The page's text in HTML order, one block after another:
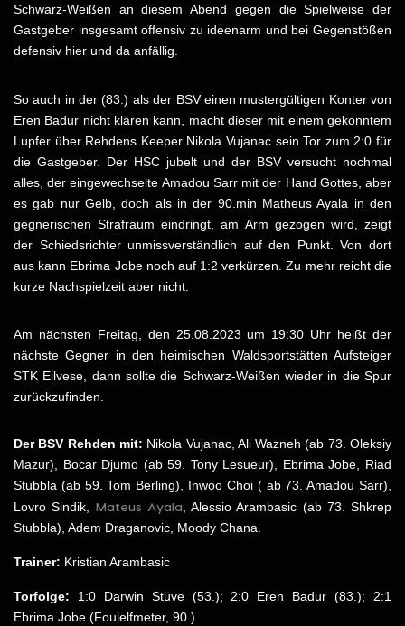
Schwarz-Weißen an diesem Abend gegen die Spielweise der
Gastgeber insgesamt offensiv zu ideenarm und bei Gegenstößen
defensiv hier und da anfällig.
So auch in der (83.) als der BSV einen mustergültigen Konter von
Eren Badur nicht klären kann, macht dieser mit einem gekonntem
Lupfer über Rehdens Keeper Nikola Vujanac sein Tor zum 2:0 für
die Gastgeber. Der HSC jubelt und der BSV versucht nochmal
alles, der eingewechselte Amadou Sarr mit der Hand Gottes, aber
es gab nur Gelb, doch als in der 90.min Matheus Ayala in den
gegnerischen Strafraum eindringt, am Arm gezogen wird, zeigt
der Schiedsrichter unmissverständlich auf den Punkt. Von dort
aus kann Ebrima Jobe noch auf 1:2 verkürzen. Zu mehr reicht die
kurze Nachspielzeit aber nicht.
Am nächsten Freitag, den 25.08.2023 um 19:30 Uhr heißt der
nächste Gegner in den heimischen Waldsportstätten Aufsteiger
STK Eilvese, dann sollte die Schwarz-Weißen wieder in die Spur
zurückzufinden.
Der BSV Rehden mit: Nikola Vujanac, Ali Wazneh (ab 73. Oleksiy
Mazur), Bocar Djumo (ab 59. Tony Lesueur), Ebrima Jobe, Riad
Stubbla (ab 59. Tom Berling), Inwoo Choi ( ab 73. Amadou Sarr),
Lovro Sindik, Mateus Ayala , Alessio Arambasic (ab 73. Shkrep
Stubbla), Adem Draganovic, Moody Chana.
Trainer: Kristian Arambasic
Torfolge: 1:0 Darwin Stüve (53.); 2:0 Eren Badur (83.); 2:1
Ebrima Jobe (Foulelfmeter, 90.)